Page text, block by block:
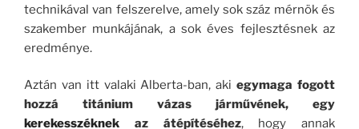
technikával van felszerelve, amely sok száz mérnök és
szakember munkájának, a sok éves fejlesztésnek az
eredménye.
Aztán van itt valaki Alberta-ban, akiegymaga fogott
hozzá titánium vázas járművének, egy
kerekesszéknek az átépítéséhez, hogy annak